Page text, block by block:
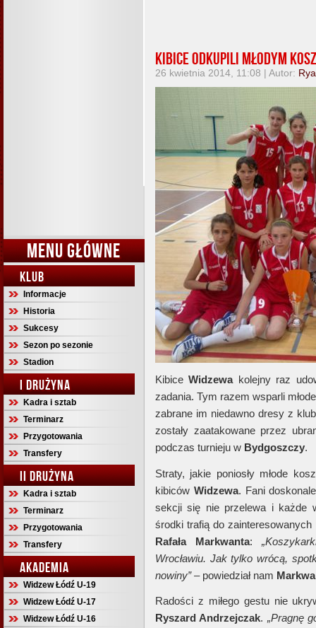
MENU GŁÓWNE
KLUB
Informacje
Historia
Sukcesy
Sezon po sezonie
Stadion
I DRUŻYNA
Kadra i sztab
Terminarz
Przygotowania
Transfery
II DRUŻYNA
Kadra i sztab
Terminarz
Przygotowania
Transfery
AKADEMIA
Widzew Łódź U-19
Widzew Łódź U-17
Widzew Łódź U-16
Kibice odkupili młodym
26 kwietnia 2014, 11:08 | Autor:
KibiceWidzewakolejny raz
zadania. Tym razem wsparli
zabrane im niedawno dresy z
zostały zaatakowane przez
podczas turnieju w Bydgoszczy.
Straty, jakie poniosły młode
kibiców Widzewa. Fani
sekcji się nie przelewa i każde
środki trafią do
Rafała Markwanta:
Wrocławiu. Jak tylko wrócą,
nowiny”– powiedział nam
Radości z miłego gestu nie
Ryszard Andrzejczak. „Pragnę